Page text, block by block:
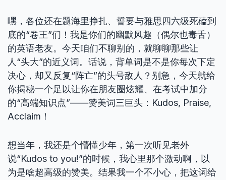
嘿，各位还在题海里挣扎、誓要与雅思四六级死磕到
底的“卷王”们！我是你们的幽默风趣（偶尔也毒舌）
的英语老友。今天咱们不聊别的，就聊聊那些让
人“头大”的近义词。话说，背单词是不是你每次下定
决心，却又反复“阵亡”的头号敌人？别急，今天就给
你揭秘一个足以让你在朋友圈炫耀、在考试中加分
的“高端知识点”——赞美词三巨头：Kudos, Praise,
Acclaim！
想当年，我还是个懵懂少年，第一次听见老外
说“Kudos to you!”的时候，我心里那个激动啊，以
为是啥超高级的赞美。结果我一个不小心，把这词给